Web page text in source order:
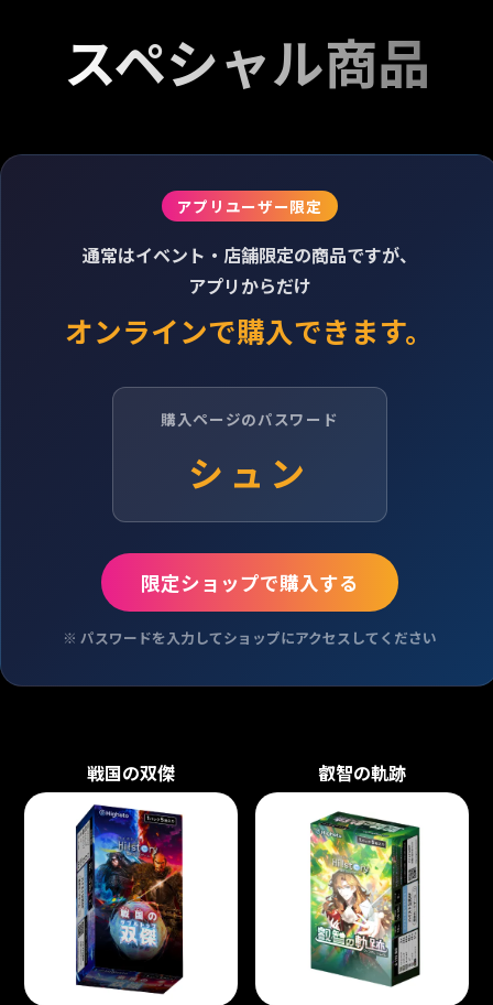
スペシャル商品
アプリユーザー限定
通常はイベント・店舗限定の商品ですが、
アプリからだけ
オンラインで購入できます。
購入ページのパスワード
シュン
限定ショップで購入する
※ パスワードを入力してショップにアクセスしてください
戦国の双傑 叡智の軌跡